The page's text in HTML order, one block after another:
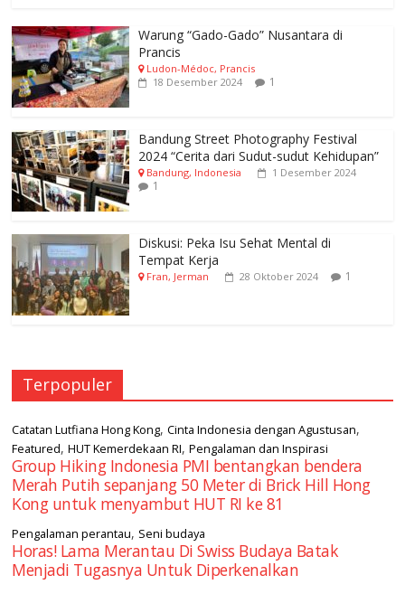
Warung “Gado-Gado” Nusantara di
Prancis
Ludon-Médoc, Prancis
18 Desember 2024
1
Bandung Street Photography Festival
2024 “Cerita dari Sudut-sudut Kehidupan”
Bandung, Indonesia 1 Desember 2024
1
Diskusi: Peka Isu Sehat Mental di
Tempat Kerja
Fran, Jerman 28 Oktober 2024 1
Terpopuler
Catatan Lutfiana Hong Kong,Cinta Indonesia dengan Agustusan,
Featured,HUT Kemerdekaan RI,Pengalaman dan Inspirasi
Group Hiking Indonesia PMI bentangkan bendera
Merah Putih sepanjang 50 Meter di Brick Hill Hong
Kong untuk menyambut HUT RI ke 81
Pengalaman perantau, Seni budaya
Horas! Lama Merantau Di Swiss Budaya Batak
Menjadi Tugasnya Untuk Diperkenalkan